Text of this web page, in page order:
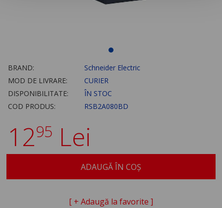
BRAND:
Schneider Electric
MOD DE LIVRARE:
CURIER
DISPONIBILITATE:
ÎN STOC
COD PRODUS:
RSB2A080BD
1295 Lei
ADAUGĂ ÎN COȘ
[ + Adaugă la favorite ]